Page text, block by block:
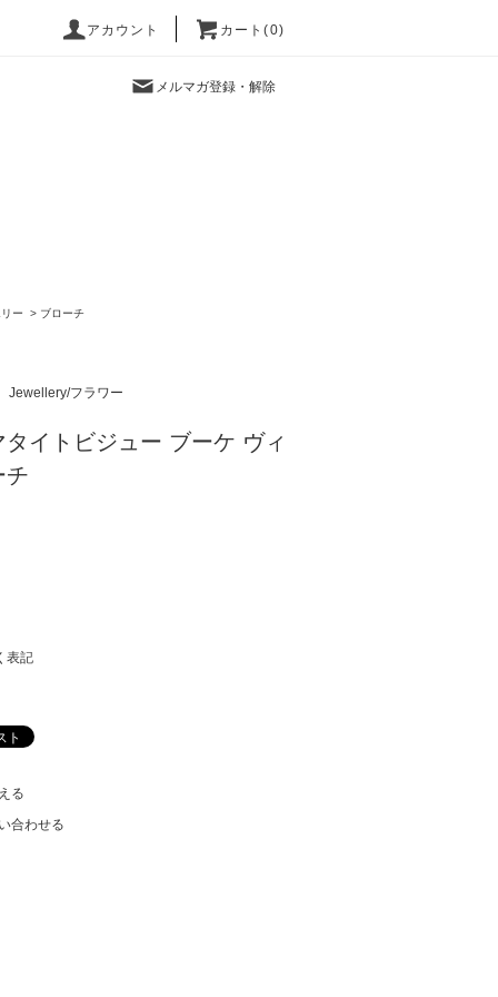
アカウント カート(0)
メルマガ登録・解除
ー > ブローチ
Jewellery/フラワー
イトビジュー ブーケ ヴィ
チ
表記
る
合わせる